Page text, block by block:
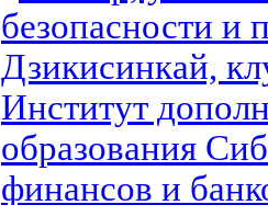
безопасности и
Дзикисинкай,
Институт
образования
финансов и